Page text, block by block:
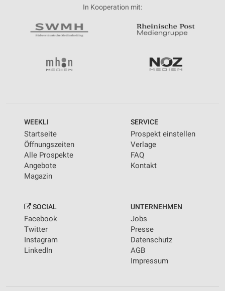
In Kooperation mit:
WEEKLI
Startseite
Öffnungszeiten
Alle Prospekte
Angebote
Magazin
SERVICE
Prospekt einstellen
Verlage
FAQ
Kontakt
SOCIAL
Facebook
Twitter
Instagram
LinkedIn
UNTERNEHMEN
Jobs
Presse
Datenschutz
AGB
Impressum